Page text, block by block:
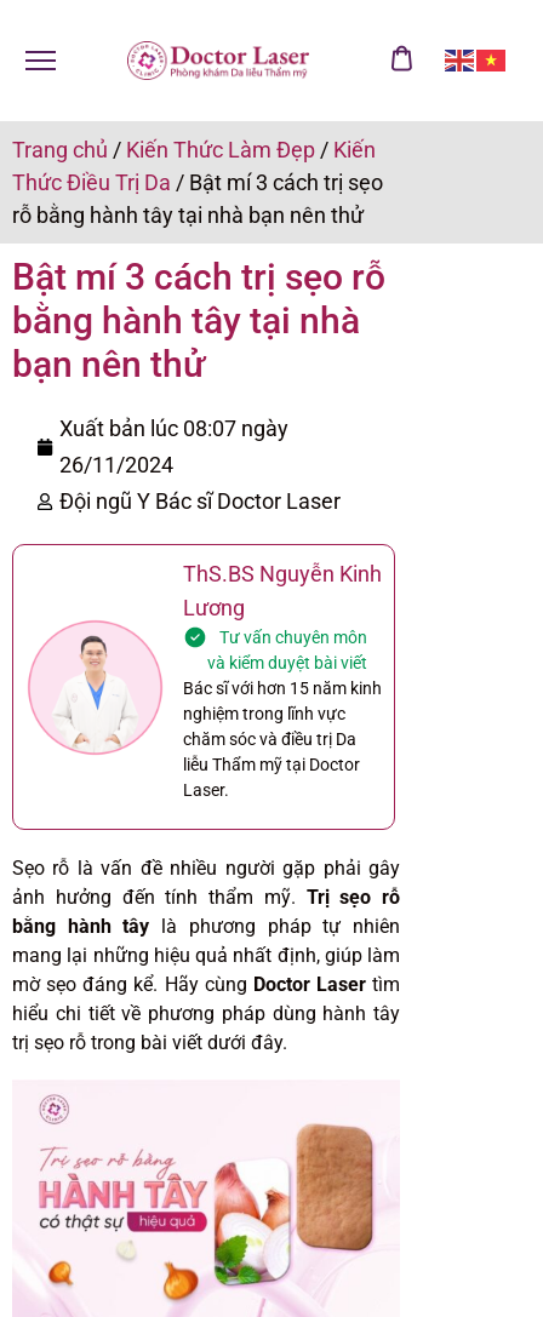
Trang chủ / Kiến Thức Làm Đẹp / Kiến
Thức Điều Trị Da / Bật mí 3 cách trị sẹo
rỗ bằng hành tây tại nhà bạn nên thử
Bật mí 3 cách trị sẹo rỗ
bằng hành tây tại nhà
bạn nên thử
Xuất bản lúc 08:07 ngày
26/11/2024
Đội ngũ Y Bác sĩ Doctor Laser
ThS.BS Nguyễn Kinh
Lương
Tư vấn chuyên môn
và kiểm duyệt bài viết
Bác sĩ với hơn 15 năm kinh
nghiệm trong lĩnh vực
chăm sóc và điều trị Da
liễu Thẩm mỹ tại Doctor
Laser.
Sẹo rỗ là vấn đề nhiều người gặp phải gây
ảnh hưởng đến tính thẩm mỹ. Trị sẹo rỗ
bằng hành tây là phương pháp tự nhiên
mang lại những hiệu quả nhất định, giúp làm
mờ sẹo đáng kể. Hãy cùng Doctor Lasertìm
hiểu chi tiết về phương pháp dùng hành tây
trị sẹo rỗ trong bài viết dưới đây.